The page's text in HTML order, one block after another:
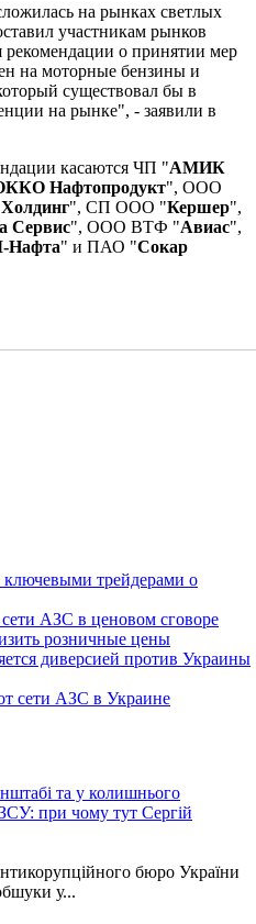
на рынках светлых
участникам рынков
рекомендации о принятии мер
на моторные бензины и
существовал бы в
на рынке", - заявили в
касаются ЧП "АМИК
Нафтопродукт", ООО
", СП ООО "Кершер",
Сервис", ООО ВТФ "Авиас",
" и ПАО "Сокар
ключевыми трейдерами о
АЗС в ценовом сговоре
розничные цены
диверсией против Украины
сети АЗС в Украине
та у колишнього
ЗСУ: при чому тут Сергій
бюро України
у...